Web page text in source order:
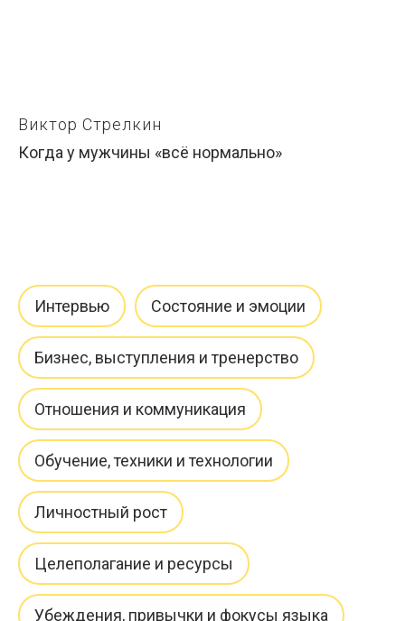
Виктор Стрелкин
Когда у мужчины «всё нормально»
Интервью Состояние и эмоции
Бизнес, выступления и тренерство
Отношения и коммуникация
Обучение, техники и технологии
Личностный рост
Целеполагание и ресурсы
Убеждения, привычки и фокусы языка